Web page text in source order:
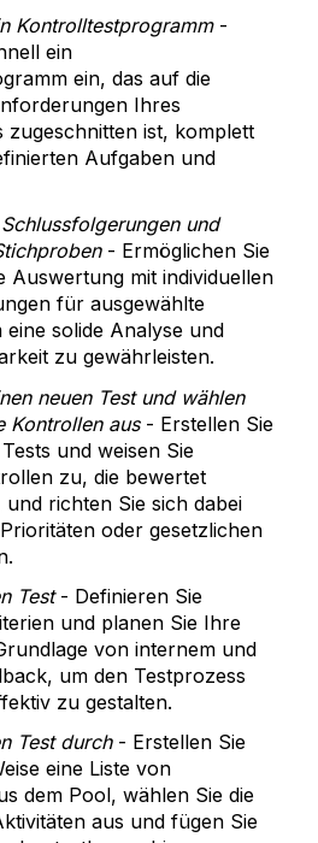
Kontrolltestprogramm -
ein
ein, das auf die
Ihres
zugeschnitten ist, komplett
Aufgaben und
und
- Ermöglichen Sie
Auswertung mit individuellen
für ausgewählte
eine solide Analyse und
zu gewährleisten.
neuen Test und wählen
Kontrollen aus- Erstellen Sie
und weisen Sie
zu, die bewertet
richten Sie sich dabei
oder gesetzlichen
Test- Definieren Sie
und planen Sie Ihre
von internem und
um den Testprozess
zu gestalten.
Test durch- Erstellen Sie
eine Liste von
dem Pool, wählen Sie die
aus und fügen Sie